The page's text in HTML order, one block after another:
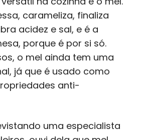
carameliza, finaliza
acidez e sal, e é a
porque é por si só.
o mel ainda tem uma
já que é usado como
anti-
uma especialista